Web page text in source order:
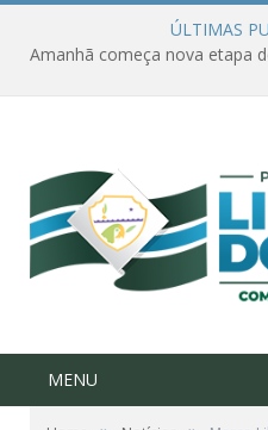
ÚLTIMAS
MENU